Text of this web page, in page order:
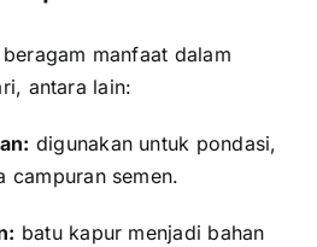
manfaat dalam
antara lain:
digunakan untuk pondasi,
campuran semen.
batu kapur menjadi bahan